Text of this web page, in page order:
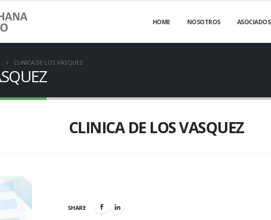
HOME NOSOTROS ASOCIADOS
CLINICA DE LOS VASQUEZ
CLINICA DE LOS VASQUEZ
SHARE